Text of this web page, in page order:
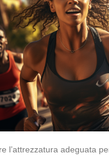
l’attrezzatura adeguata